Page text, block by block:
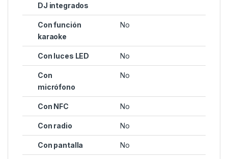
DJ integrados
Con función
karaoke
No
Con luces LED No
Con
micrófono
No
Con NFC No
Con radio No
Con pantalla No